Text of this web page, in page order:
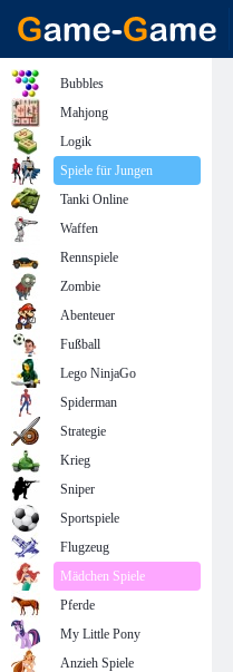
Bubbles
Mahjong
Logik
Spiele für Jungen
Tanki Online
Waffen
Rennspiele
Zombie
Abenteuer
Fußball
Lego NinjaGo
Spiderman
Strategie
Krieg
Sniper
Sportspiele
Flugzeug
Mädchen Spiele
Pferde
My Little Pony
Anzieh Spiele